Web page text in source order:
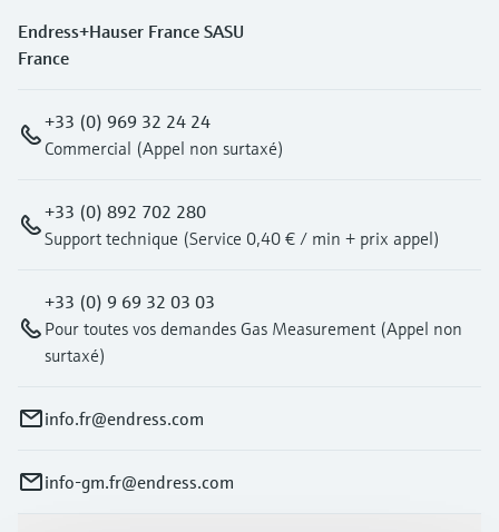
Endress+Hauser France SASU
France
+33 (0) 969 32 24 24
Commercial (Appel non surtaxé)
+33 (0) 892 702 280
Support technique (Service 0,40 € / min + prix appel)
+33 (0) 9 69 32 03 03
Pour toutes vos demandes Gas Measurement (Appel non
surtaxé)
info.fr@endress.com
info-gm.fr@endress.com